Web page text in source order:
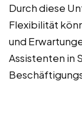
Durch diese
Flexibilität
und
Assistenten in